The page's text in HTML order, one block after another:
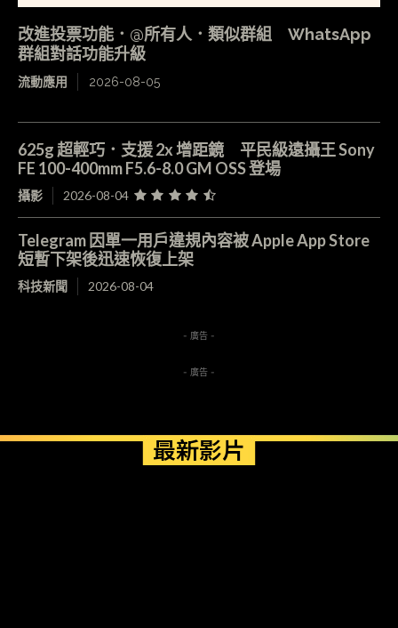
改進投票功能．@所有人．類似群組 WhatsApp
群組對話功能升級
流動應用 2026-08-05
625g 超輕巧．支援 2x 增距鏡 平民級遠攝王 Sony
FE 100-400mm F5.6-8.0 GM OSS 登場
攝影 2026-08-04
Telegram 因單一用戶違規內容被 Apple App Store
短暫下架後迅速恢復上架
科技新聞 2026-08-04
- 廣告 -
- 廣告 -
最新影片